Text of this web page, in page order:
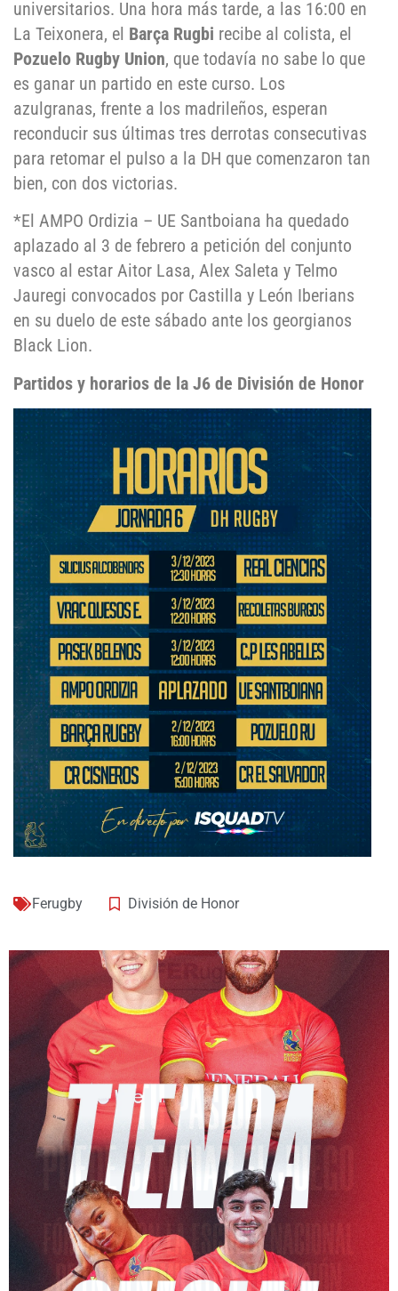
universitarios. Una hora más tarde, a las 16:00 en
La Teixonera, el Barça Rugbi recibe al colista, el
Pozuelo Rugby Union, que todavía no sabe lo que
es ganar un partido en este curso. Los
azulgranas, frente a los madrileños, esperan
reconducir sus últimas tres derrotas consecutivas
para retomar el pulso a la DH que comenzaron tan
bien, con dos victorias.
*El AMPO Ordizia – UE Santboiana ha quedado
aplazado al 3 de febrero a petición del conjunto
vasco al estar Aitor Lasa, Alex Saleta y Telmo
Jauregi convocados por Castilla y León Iberians
en su duelo de este sábado ante los georgianos
Black Lion.
Partidos y horarios de la J6 de División de Honor
Ferugby División de Honor